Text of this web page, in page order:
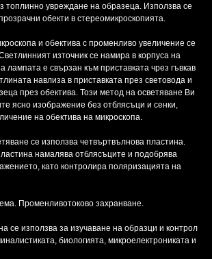
топлинно увреждане на образеца. Използва се
обекти в стереомикроскопията.
и обектива с променливо увеличение се
източник се намира в корпуса на
лампата е свързан към приставката чрез гъвкав
навлиза в приставката през световода и
през обектива. Този метод на осветяване Ви
ясно изображение без отблясъци и сенки,
на обектива на микроскопа.
се използва четвъртвълнова пластина.
намалява отблясъците и подобрява
като контролира поляризацията на
Променливотоково захранване.
се използва за изучаване на образци и контрол
биологията, микроелектрониката и